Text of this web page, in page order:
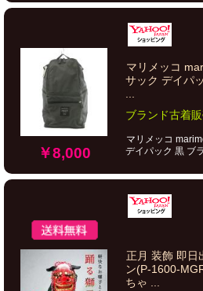
￥8,000
マリメッコ
サック デイパ
ブランド古着
マリメッコ
デイパック 黒 ブ
正月 装飾 即日
ン(P-1600-
ちゃ ...